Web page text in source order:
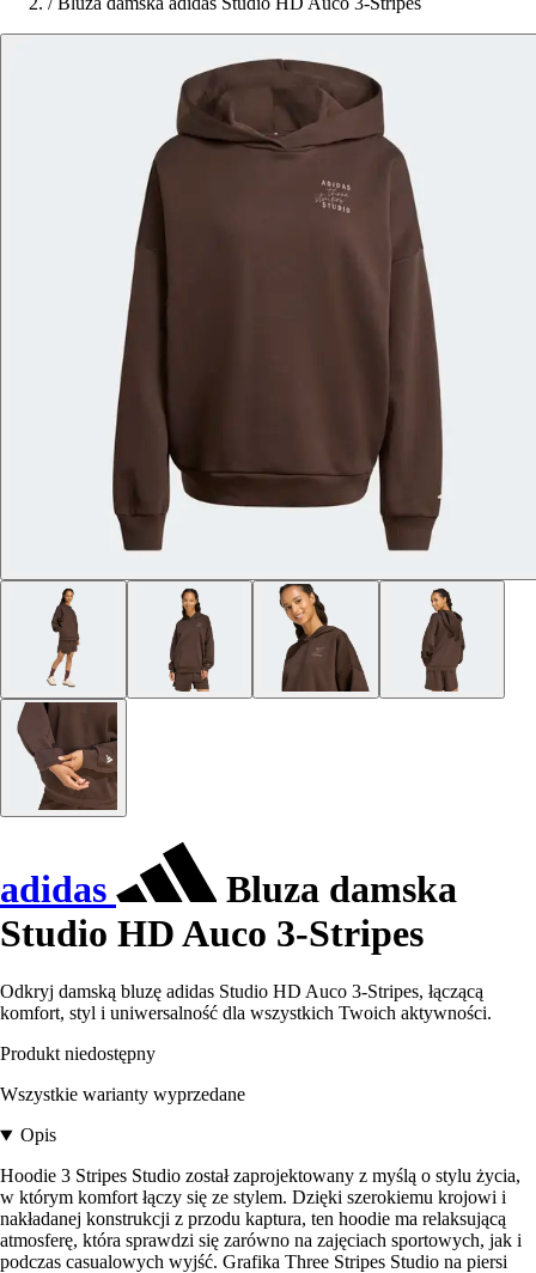
adidas
Bluza damska
Studio HD Auco 3-Stripes
Odkryj damską bluzę adidas Studio HD Auco 3-Stripes, łączącą
komfort, styl i uniwersalność dla wszystkich Twoich aktywności.
Produkt niedostępny
Wszystkie warianty wyprzedane
Opis
Hoodie 3 Stripes Studio został zaprojektowany z myślą o stylu życia,
w którym komfort łączy się ze stylem. Dzięki szerokiemu krojowi i
nakładanej konstrukcji z przodu kaptura, ten hoodie ma relaksującą
atmosferę, która sprawdzi się zarówno na zajęciach sportowych, jak i
podczas casualowych wyjść. Grafika Three Stripes Studio na piersi